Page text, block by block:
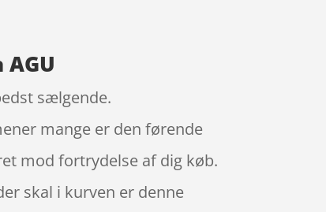
sælgende.
mange er den førende
mod fortrydelse af dig køb.
skal i kurven er denne